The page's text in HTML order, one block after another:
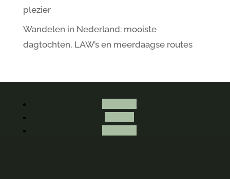
plezier
Wandelen in Nederland: mooiste
dagtochten, LAW’s en meerdaagse routes